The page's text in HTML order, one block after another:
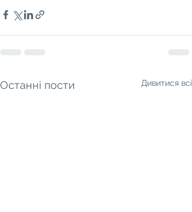
Останні пости Дивитися всі